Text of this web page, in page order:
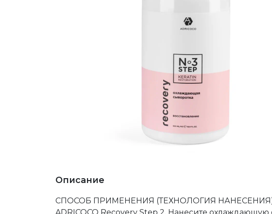
Описание
СПОСОБ ПРИМЕНЕНИЯ (ТЕХНОЛОГИЯ НАНЕСЕНИЯ):